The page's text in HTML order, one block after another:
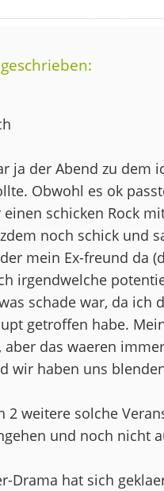
ja der Abend zu dem
Obwohl es ok
schicken Rock
noch schick und
mein Ex-freund da
irgendwelche
schade war, da ich
getroffen habe.
aber das waeren
wir haben uns
2 weitere solche
und noch nicht
Drama hat sich